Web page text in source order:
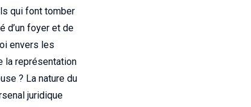
qui font tomber
d’un foyer et de
envers les
la représentation
? La nature du
juridique